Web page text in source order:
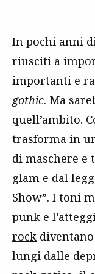
In pochi anni
riusciti a
importanti e
gothic. Ma
quell’ambito.
trasforma in
di maschere e
glam e dal
Show”. I toni
punk e
rock
lungi dalle